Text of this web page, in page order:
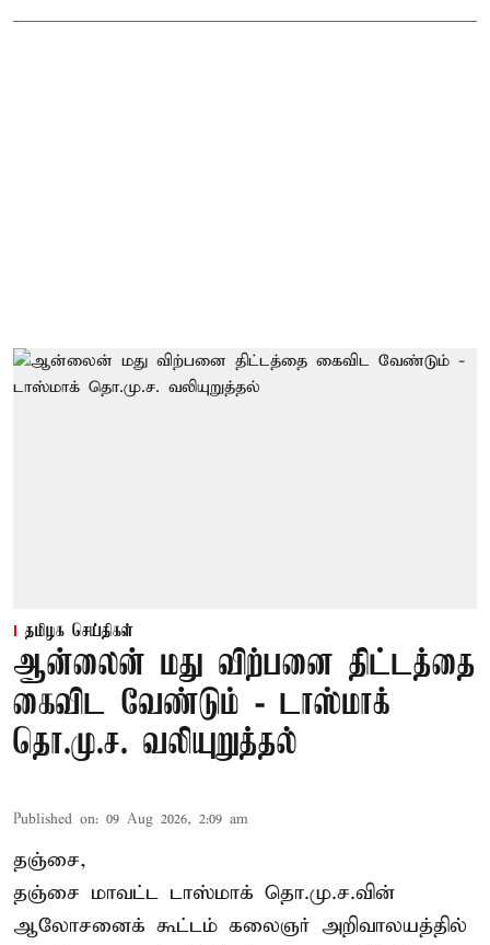
தமிழக செய்திகள்
ஆன்லைன் மது விற்பனை திட்டத்தை
கைவிட வேண்டும் - டாஸ்மாக்
தொ.மு.ச. வலியுறுத்தல்
Published on: 09 Aug 2026, 2:09 am
தஞ்சை,
தஞ்சை மாவட்ட டாஸ்மாக் தொ.மு.ச.வின்
ஆலோசனைக் கூட்டம் கலைஞர் அறிவாலயத்தில்